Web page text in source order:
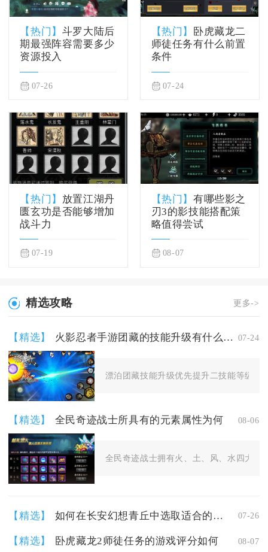
【热门】 斗罗大陆后
期最强阵容需要多少
资源投入
07-26
【热门】
卧虎藏龙二
师徒任务有什么前置
条件
07-24
【热门】 放置江湖丹
匮玄功是否能够增加
战斗力
07-19
【热门】有哪些影之
刃3的影技能搭配策
略值得尝试
08-07
精选攻略 更多->
【精选】 火影忍者手游团藏的技能升级有什么要注意的 07-24
漂泊团藏技能升级优先提升二技能等级，
【精选】 全民奇迹战士所具有的元素属性为何 08-06
全民奇迹战士拥有火、土、风、水四大核
【精选】 如何在长安幻想青丘中选取适合的坐骑天赋 07-26
【精选】 卧虎藏龙2师徒任务的游戏评分如何 08-07